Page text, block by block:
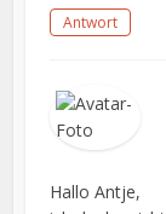
Antwort
Hallo Antje,